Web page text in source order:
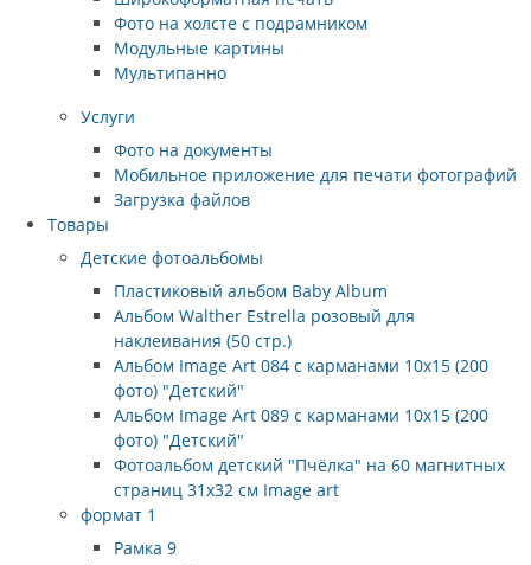
Фото на холсте с подрамником
Модульные картины
Мультипанно
Услуги
Фото на документы
Мобильное приложение для печати фотографий
Загрузка файлов
Товары
Детские фотоальбомы
Пластиковый альбом Baby Album
Альбом Walther Estrella розовый для
наклеивания (50 стр.)
Альбом Image Art 084 с карманами 10х15 (200
фото) "Детский"
Альбом Image Art 089 с карманами 10х15 (200
фото) "Детский"
Фотоальбом детский "Пчёлка" на 60 магнитных
страниц 31х32 см Image art
формат 1
Рамка 9